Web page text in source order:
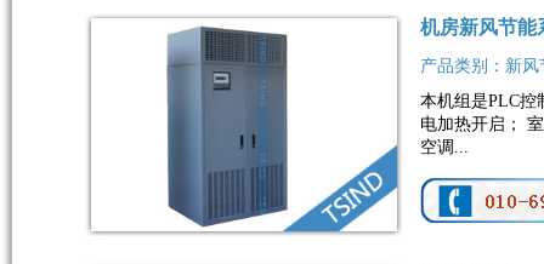
机房新风节能
产品类别：新风
本机组是PLC控
电加热开启；
空调...